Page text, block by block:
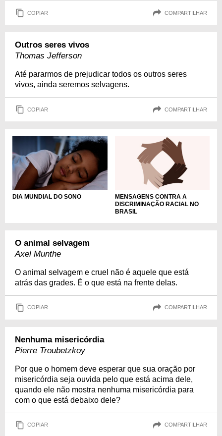
COPIAR COMPARTILHAR
Outros seres vivos
Thomas Jefferson
Até pararmos de prejudicar todos os outros seres
vivos, ainda seremos selvagens.
COPIAR COMPARTILHAR
DIA MUNDIAL DO SONO
MENSAGENS CONTRA A
DISCRIMINAÇÃO RACIAL NO
BRASIL
O animal selvagem
Axel Munthe
O animal selvagem e cruel não é aquele que está
atrás das grades. É o que está na frente delas.
COPIAR COMPARTILHAR
Nenhuma misericórdia
Pierre Troubetzkoy
Por que o homem deve esperar que sua oração por
misericórdia seja ouvida pelo que está acima dele,
quando ele não mostra nenhuma misericórdia para
com o que está debaixo dele?
COPIAR COMPARTILHAR